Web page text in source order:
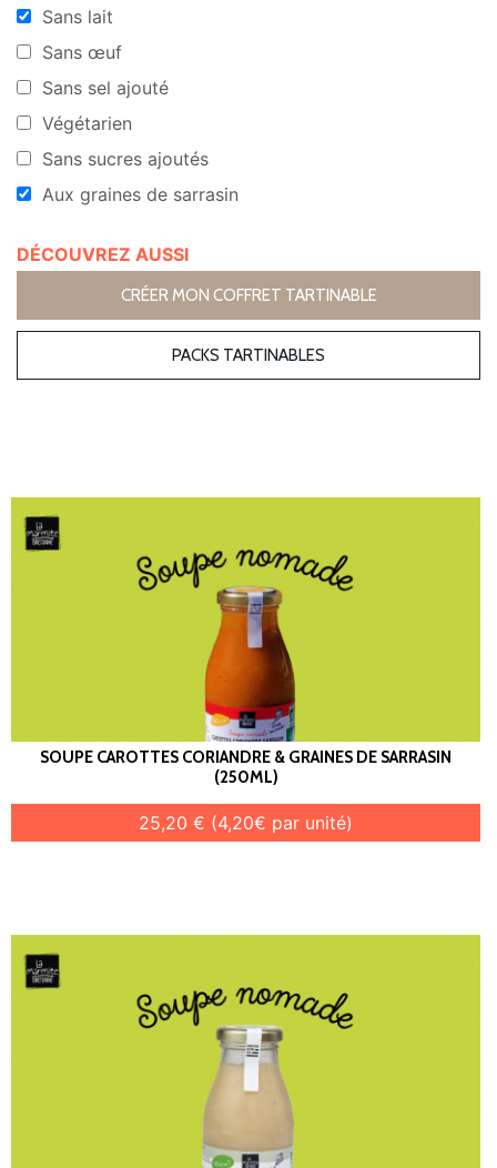
SOUPE CAROTTES CORIANDRE & GRAINES DE SARRASIN
(250ML)
25,20 € (4,20€ par unité)
Sans lait
Sans œuf
Sans sel ajouté
Végétarien
Sans sucres ajoutés
Aux graines de sarrasin
DÉCOUVREZ AUSSI
CRÉER MON COFFRET TARTINABLE
PACKS TARTINABLES